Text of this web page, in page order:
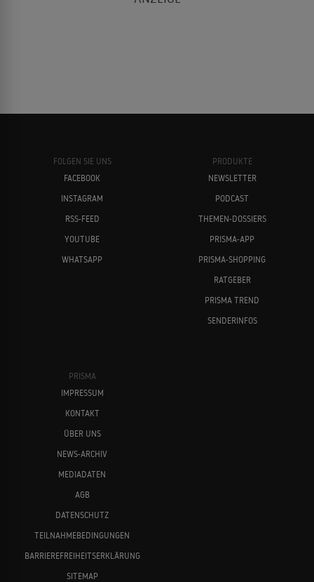
FOLGEN SIE UNS
FACEBOOK
INSTAGRAM
RSS-FEED
YOUTUBE
WHATSAPP
PRODUKTE
NEWSLETTER
PODCAST
THEMEN-DOSSIERS
PRISMA-APP
PRISMA-SHOPPING
RATGEBER
PRISMA TREND
SENDERINFOS
PRISMA
IMPRESSUM
KONTAKT
ÜBER UNS
NEWS-ARCHIV
MEDIADATEN
AGB
DATENSCHUTZ
TEILNAHMEBEDINGUNGEN
BARRIEREFREIHEITSERKLÄRUNG
SITEMAP